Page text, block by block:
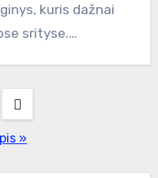
kuris dažnai
srityse.…
»